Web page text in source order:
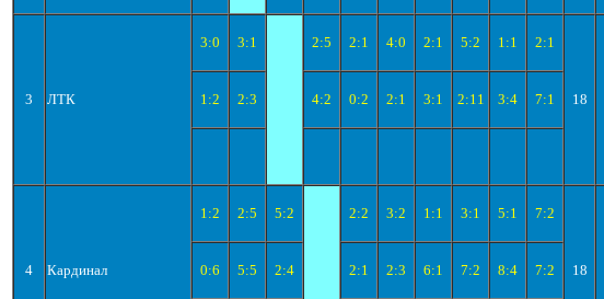
3 ЛТК
3:0 3:1 2:5 2:1 4:0 2:1 5:2 1:1 2:1
18
1:2 2:3 4:2 0:2 2:1 3:1 2:11 3:4 7:1
4 Кардинал
1:2 2:5 5:2 2:2 3:2 1:1 3:1 5:1 7:2
18
0:6 5:5 2:4 2:1 2:3 6:1 7:2 8:4 7:2